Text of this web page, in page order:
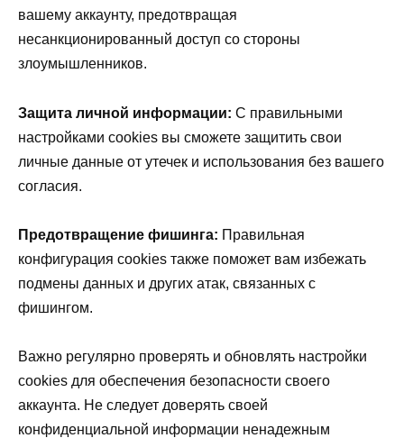
вашему аккаунту, предотвращая
несанкционированный доступ со стороны
злоумышленников.
Защита личной информации: С правильными
настройками cookies вы сможете защитить свои
личные данные от утечек и использования без вашего
согласия.
Предотвращение фишинга: Правильная
конфигурация cookies также поможет вам избежать
подмены данных и других атак, связанных с
фишингом.
Важно регулярно проверять и обновлять настройки
cookies для обеспечения безопасности своего
аккаунта. Не следует доверять своей
конфиденциальной информации ненадежным